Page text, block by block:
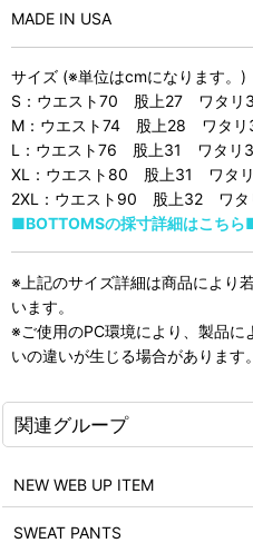
MADE IN USA
サイズ (※単位はcmになります。)
S：ウエスト70 股上27 ワタ
M：ウエスト74 股上28 ワタ
L：ウエスト76 股上31 ワタ
XL：ウエスト80 股上31 ワタ
2XL：ウエスト90 股上32 ワ
■BOTTOMSの採寸詳細はこちら
※上記のサイズ詳細は商品により
います。
※ご使用のPC環境により、製品に
いの違いが生じる場合があります。
関連グループ
NEW WEB UP ITEM
SWEAT PANTS